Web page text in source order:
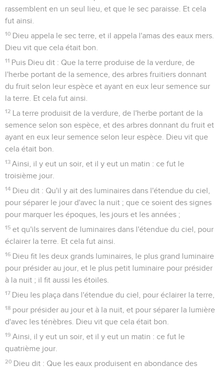
rassemblent en un seul lieu, et que le sec paraisse. Et cela
fut ainsi.
10 Dieu appela le sec terre, et il appela l'amas des eaux mers.
Dieu vit que cela était bon.
11 Puis Dieu dit : Que la terre produise de la verdure, de
l'herbe portant de la semence, des arbres fruitiers donnant
du fruit selon leur espèce et ayant en eux leur semence sur
la terre. Et cela fut ainsi.
12 La terre produisit de la verdure, de l'herbe portant de la
semence selon son espèce, et des arbres donnant du fruit et
ayant en eux leur semence selon leur espèce. Dieu vit que
cela était bon.
13 Ainsi, il y eut un soir, et il y eut un matin : ce fut le
troisième jour.
14 Dieu dit : Qu'il y ait des luminaires dans l'étendue du ciel,
pour séparer le jour d'avec la nuit ; que ce soient des signes
pour marquer les époques, les jours et les années ;
15 et qu'ils servent de luminaires dans l'étendue du ciel, pour
éclairer la terre. Et cela fut ainsi.
16 Dieu fit les deux grands luminaires, le plus grand luminaire
pour présider au jour, et le plus petit luminaire pour présider
à la nuit ; il fit aussi les étoiles.
17 Dieu les plaça dans l'étendue du ciel, pour éclairer la terre,
18 pour présider au jour et à la nuit, et pour séparer la lumière
d'avec les ténèbres. Dieu vit que cela était bon.
19 Ainsi, il y eut un soir, et il y eut un matin : ce fut le
quatrième jour.
20 Dieu dit : Que les eaux produisent en abondance des